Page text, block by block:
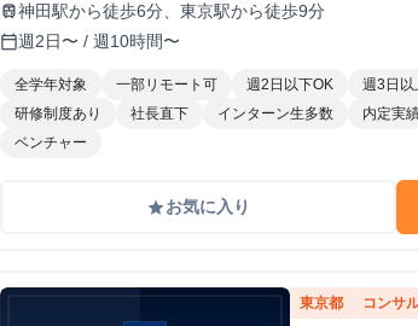
train神田駅から徒歩6分、東京駅から徒歩9分
calendar_today週2日〜 / 週10時間〜
全学年対象 一部リモート可 週2日以下OK 週3日以
研修制度あり
社長直下 インターン生多数 内定実
ベンチャー
gradeお気に入り
東京都 コンサ